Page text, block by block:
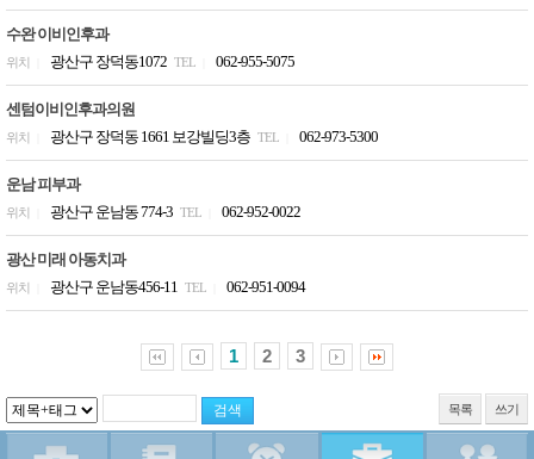
수완 이비인후과
위치 광산구 장덕동1072 TEL 062-955-5075
센텀이비인후과의원
위치 광산구 장덕동 1661 보강빌딩3층 TEL 062-973-5300
운남 피부과
위치 광산구 운남동 774-3 TEL 062-952-0022
광산 미래 아동치과
위치 광산구 운남동456-11 TEL 062-951-0094
1 2 3
목록 쓰기